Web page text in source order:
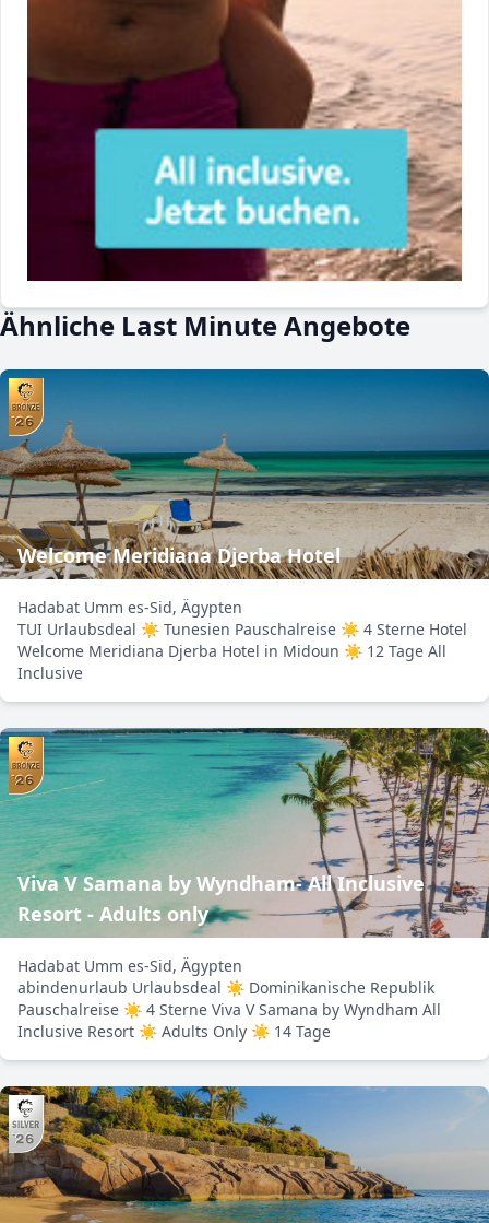
Ähnliche Last Minute Angebote
Welcome Meridiana Djerba Hotel
Hadabat Umm es-Sid, Ägypten
TUI Urlaubsdeal ☀ Tunesien Pauschalreise ☀ 4 Sterne Hotel
Welcome Meridiana Djerba Hotel in Midoun ☀ 12 Tage All
Inclusive
Viva V Samana by Wyndham- All Inclusive
Resort - Adults only
Hadabat Umm es-Sid, Ägypten
abindenurlaub Urlaubsdeal ☀ Dominikanische Republik
Pauschalreise ☀ 4 Sterne Viva V Samana by Wyndham All
Inclusive Resort ☀ Adults Only ☀ 14 Tage